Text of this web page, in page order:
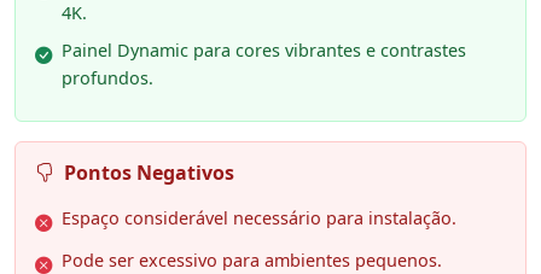
4K.
Painel Dynamic para cores vibrantes e contrastes
profundos.
Pontos Negativos
Espaço considerável necessário para instalação.
Pode ser excessivo para ambientes pequenos.